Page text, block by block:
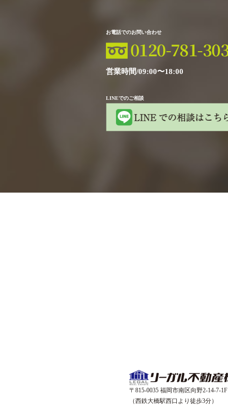
お電話でのお問い合わせ
営業時間/09:00〜18:00
LINEでのご相談
〒815-0035 福岡市南区向野2-14-7-1F
（西鉄大橋駅西口より徒歩3分）